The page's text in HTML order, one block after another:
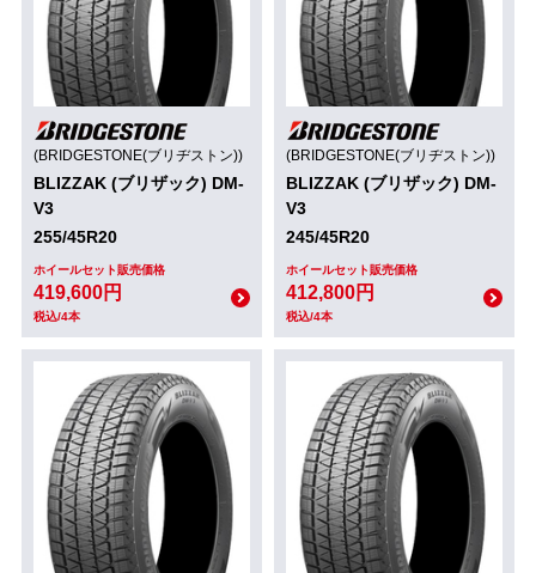
(BRIDGESTONE(ブリヂストン))
BLIZZAK (ブリザック) DM-
V3
255/45R20
ホイールセット販売価格
419,600円
税込/4本
(BRIDGESTONE(ブリヂストン))
BLIZZAK (ブリザック) DM-
V3
245/45R20
ホイールセット販売価格
412,800円
税込/4本